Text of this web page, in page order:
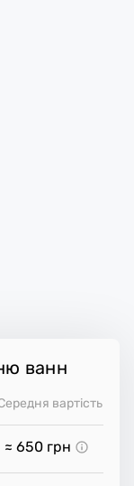
ванн
вартість
≈ 650 грн